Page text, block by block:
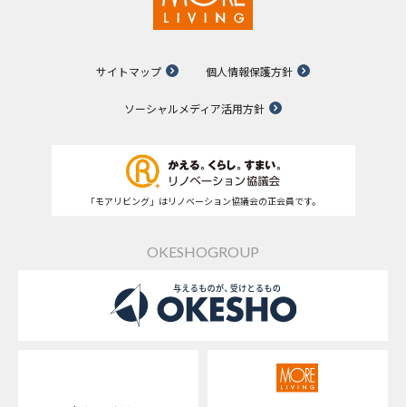
サイトマップ 個人情報保護方針
ソーシャルメディア活用方針
「モアリビング」はリノベーション協議会の正会員です。
OKESHOGROUP